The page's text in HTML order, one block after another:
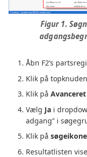
Figur 1.
Åbn F2’s
Klik på topknuden
Klik på
Vælg Ja i
adgang” i
Klik på
Resultatlisten